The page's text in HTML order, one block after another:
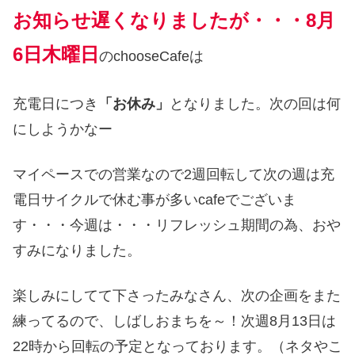
お知らせ遅くなりましたが・・・8月
6日木曜日 のchooseCafeは
充電日につき 「お休み」
となりました。次の回は何
にしようかなー
マイペースでの営業なので2週回転して次の週は充
電日サイクルで休む事が多いcafeでございま
す・・・今週は・・・リフレッシュ期間の為、おや
すみになりました。
楽しみにしてて下さったみなさん、次の企画をまた
練ってるので、しばしおまちを～！次週8月13日は
22時から回転の予定となっております。（ネタやこ